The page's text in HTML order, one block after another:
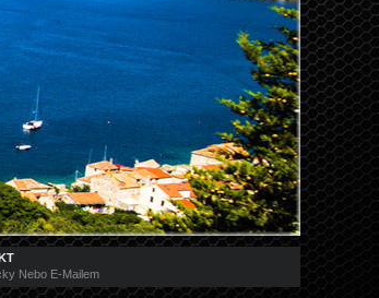
Nebo E-Mailem